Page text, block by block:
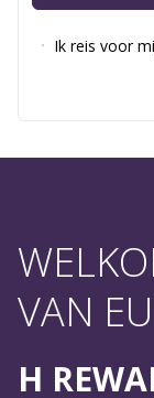
Ik reis voor
VAN
H